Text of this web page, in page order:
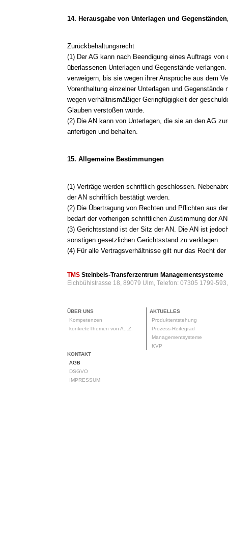
14. Herausgabe von Unterlagen und
Zurückbehaltungsrecht
(1) Der AG kann nach Beendigung eines Auftrags von
überlassenen Unterlagen und Gegenstände
verweigern, bis sie wegen ihrer Ansprüche aus dem
Vorenthaltung einzelner Unterlagen und Gegenstände
wegen verhältnismäßiger Geringfügigkeit der
Glauben verstoßen würde.
(2) Die AN kann von Unterlagen, die sie an den AG
anfertigen und behalten.
15. Allgemeine Bestimmungen
(1) Verträge werden schriftlich geschlossen.
der AN schriftlich bestätigt werden.
(2) Die Übertragung von Rechten und Pflichten aus
bedarf der vorherigen schriftlichen Zustimmung der
(3) Gerichtsstand ist der Sitz der AN. Die AN ist
sonstigen gesetzlichen Gerichtsstand zu verklagen.
(4) Für alle Vertragsverhältnisse gilt nur das Recht
TMS Steinbeis-Transferzentrum Managementsysteme
Eichbühlstrasse 18, 89079 Ulm, Telefon: 07305 1799-
ÜBER UNS
Kompetenzen
konkreteThemen von A...Z
AKTUELLES
Produktentstehung
Prozess-Reifegrad
Managementsysteme
KVP
KONTAKT
AGB
DSGVO
IMPRESSUM